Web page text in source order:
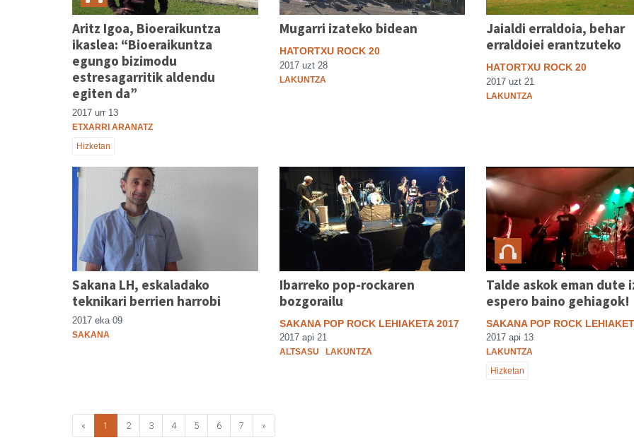
Aritz Igoa, Bioeraikuntza
ikaslea: “Bioeraikuntza
egungo bizimodu
estresagarritik aldendu
egiten da”
2017 urr 13
ETXARRI ARANATZ
Hizketan
Mugarri izateko bidean
HATORTXU ROCK 20
2017 uzt 28
LAKUNTZA
Jaialdi erraldoia, behar
erraldoiei erantzuteko
HATORTXU ROCK 20
2017 uzt 21
LAKUNTZA
Sakana LH, eskaladako
teknikari berrien harrobi
2017 eka 09
SAKANA
Ibarreko pop-rockaren
bozgorailu
SAKANA POP ROCK LEHIAKETA 2017
2017 api 21
ALTSASU LAKUNTZA
Talde askok eman dute
espero baino gehiagok!
SAKANA POP ROCK
2017 api 13
LAKUNTZA
Hizketan
« 1 2 3 4 5 6 7 »